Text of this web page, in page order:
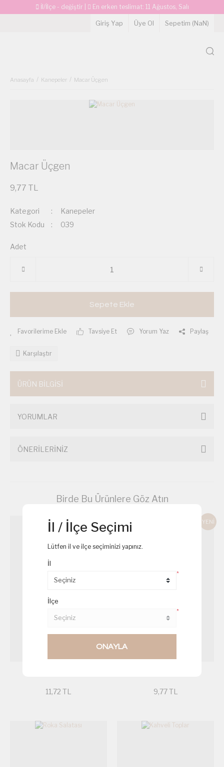
İl/İlçe - değiştir En erken teslimat: 11 Ağustos, Salı
Giriş Yap Üye Ol Sepetim (NaN)
Anasayfa Kanepeler Macar Üçgen
Macar Üçgen
9,77 TL
Kategori
Kanepeler
Stok Kodu
039
Adet
Sepete Ekle
Tavsiye Et Yorum Yaz Paylaş
Karşılaştır
ÜRÜN BİLGİSİ
YORUMLAR
ÖNERİLERİNİZ
Birde Bu Ürünlere Göz Atın
11,72 TL
YENİ
9,77 TL
İl / İlçe Seçimi
Lütfen il ve ilçe seçiminizi yapınız.
İl
*
İlçe
*
ONAYLA